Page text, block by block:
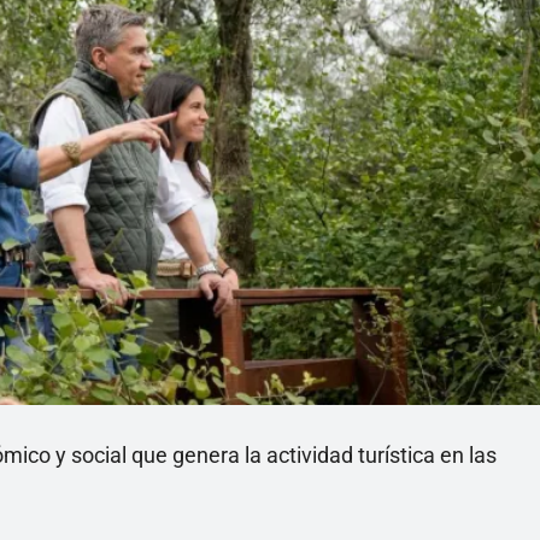
y social que genera la actividad turística en las